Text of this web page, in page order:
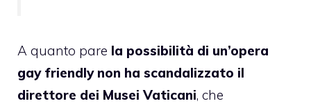
A quanto pare la possibilità di un’opera
gay friendly non ha scandalizzato il
direttore dei Musei Vaticani, che